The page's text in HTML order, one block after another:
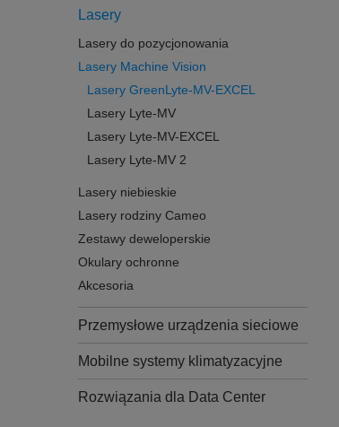
Lasery
Lasery do pozycjonowania
Lasery Machine Vision
Lasery GreenLyte-MV-EXCEL
Lasery Lyte-MV
Lasery Lyte-MV-EXCEL
Lasery Lyte-MV 2
Lasery niebieskie
Lasery rodziny Cameo
Zestawy deweloperskie
Okulary ochronne
Akcesoria
Przemysłowe urządzenia sieciowe
Mobilne systemy klimatyzacyjne
Rozwiązania dla Data Center